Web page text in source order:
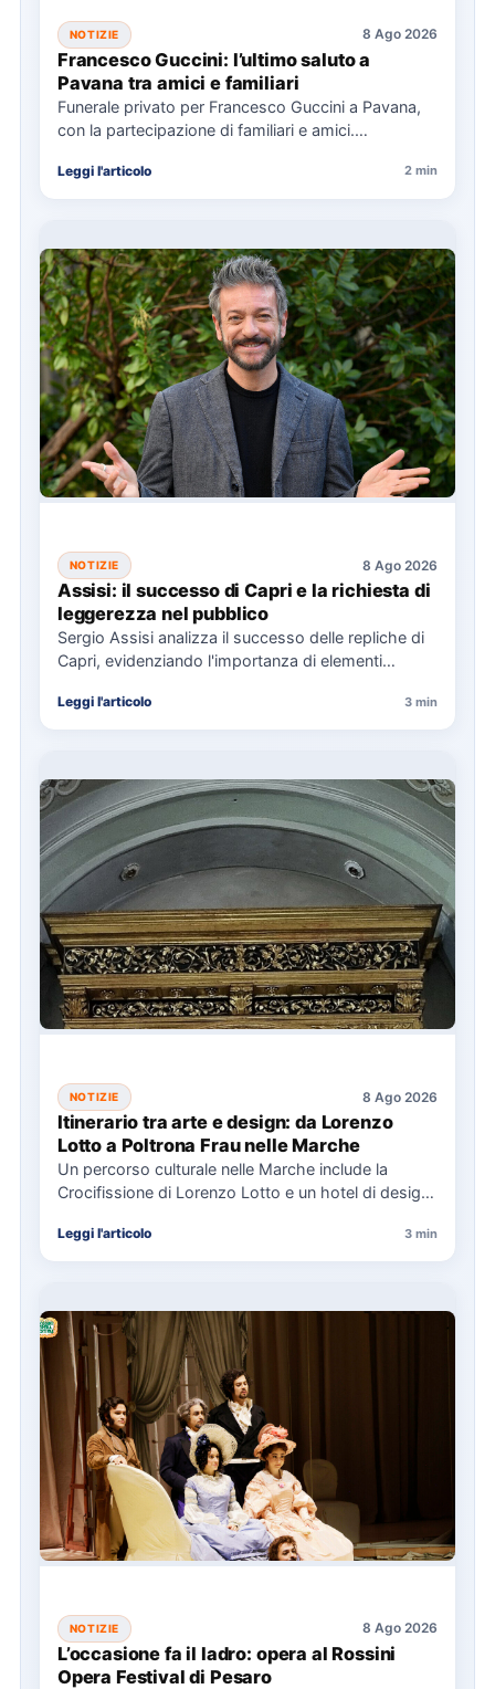
NOTIZIE 8 Ago 2026
Francesco Guccini: l’ultimo saluto a
Pavana tra amici e familiari
Funerale privato per Francesco Guccini a Pavana,
con la partecipazione di familiari e amici.
Leggi l'articolo 2 min
NOTIZIE 8 Ago 2026
Assisi: il successo di Capri e la richiesta di
leggerezza nel pubblico
Sergio Assisi analizza il successo delle repliche di
Capri, evidenziando l'importanza di elementi
Leggi l'articolo 3 min
NOTIZIE 8 Ago 2026
Itinerario tra arte e design: da Lorenzo
Lotto a Poltrona Frau nelle Marche
Un percorso culturale nelle Marche include la
Crocifissione di Lorenzo Lotto e un hotel di design,
Leggi l'articolo 3 min
NOTIZIE 8 Ago 2026
L’occasione fa il ladro: opera al Rossini
Opera Festival di Pesaro